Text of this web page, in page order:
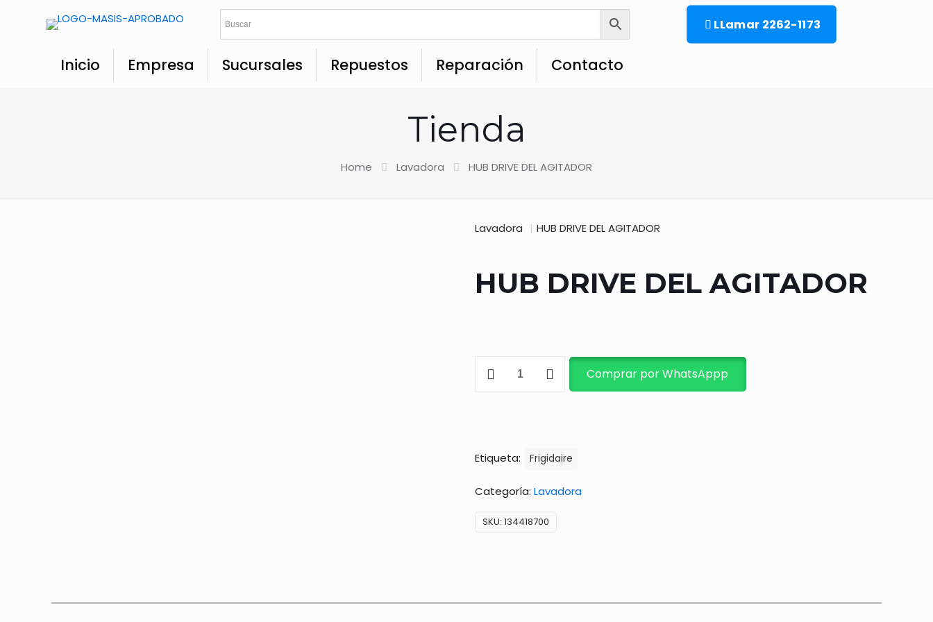
LLamar 2262-1173
Inicio Empresa Sucursales Repuestos Reparación Contacto
Tienda
Home Lavadora HUB DRIVE DEL AGITADOR
Lavadora | HUB DRIVE DEL AGITADOR
HUB DRIVE DEL AGITADOR
Comprar por WhatsAppp
Etiqueta: Frigidaire
Categoría: Lavadora
SKU: 134418700